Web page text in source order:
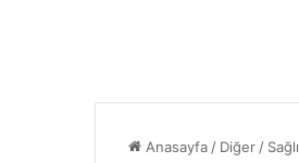
Anasayfa / Diğer /